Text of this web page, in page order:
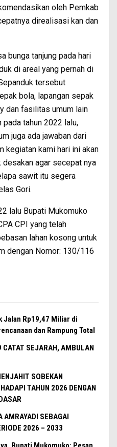
oleh Pemkab
direalisasi kan dan
bunga tanjung pada hari
di areal yang pernah di
tersebut
bola, lapangan sepak
dan fasilitas umum lain
pada tahun 2022 lalu,
juga ada jawaban dari
kegiatan kami hari ini akan
agar secepat nya
sawit itu segera
Gori.
lalu Bupati Mukomuko
CPI yang telah
lahan kosong untuk
dengan Nomor: 130/116
Jalan Rp19,47 Miliar di
dan Rampung Total
CATAT SEJARAH, AMBULAN
SOBEKAN
TAHUN 2026 DENGAN
AMRAYADI SEBAGAI
2026 – 2033